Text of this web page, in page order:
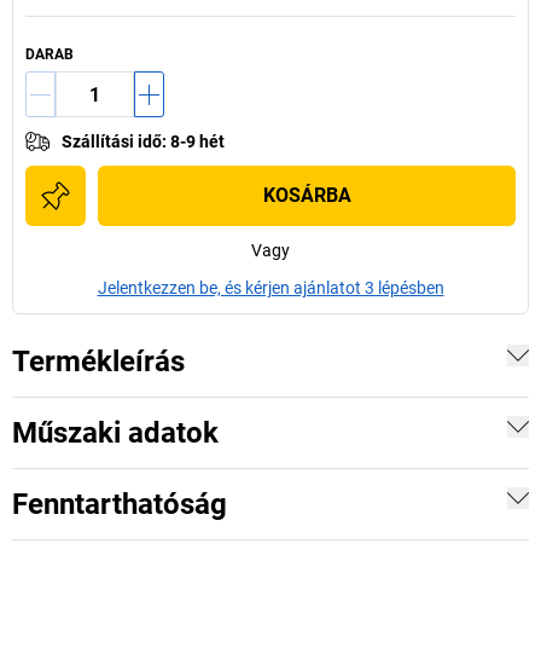
DARAB
Szállítási idő: 8-9 hét
KOSÁRBA
Vagy
Jelentkezzen be, és kérjen ajánlatot 3 lépésben
Termékleírás
Műszaki adatok
Fenntarthatóság